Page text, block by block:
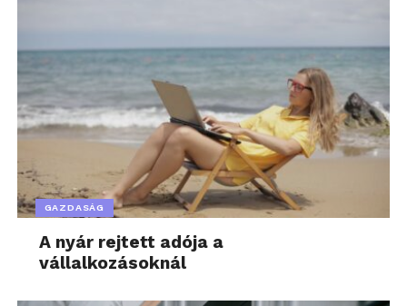
GAZDASÁG
A nyár rejtett adója a
vállalkozásoknál